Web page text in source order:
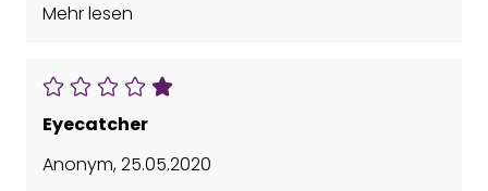
Vorteile: Ein trendiges Teil, Gute Passform,
Mehr lesen
Eyecatcher
Anonym,25.05.2020